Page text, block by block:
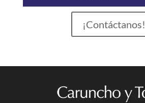
¡Contáctanos!